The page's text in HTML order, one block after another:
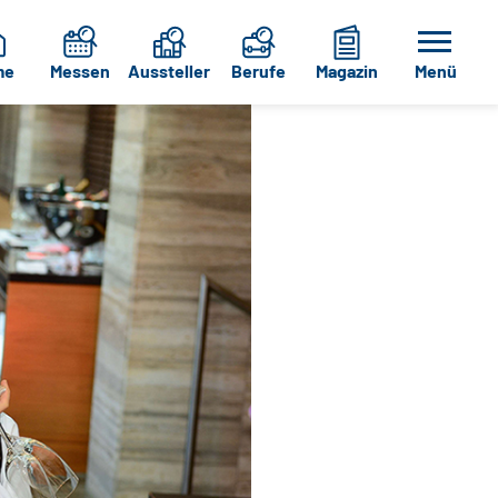
Messen Aussteller Berufe Magazin Menü